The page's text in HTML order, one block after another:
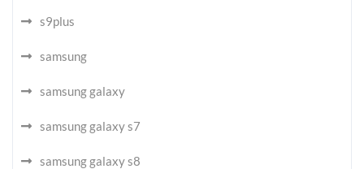
s9plus
samsung
samsung galaxy
samsung galaxy s7
samsung galaxy s8